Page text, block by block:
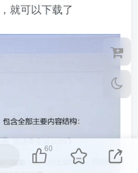
，就可以下载了
60